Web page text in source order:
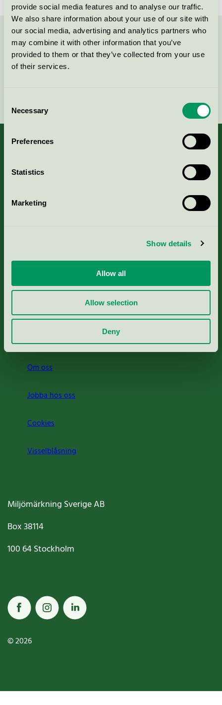
provide social media features and to analyse our traffic.
We also share information about your use of our site with
our social media, advertising and analytics partners who
may combine it with other information that you’ve
provided to them or that they’ve collected from your use
of their services.
Selection
Necessary
Preferences
Statistics
Marketing
Show details
Allow all
Allow selection
Deny
Kontakta oss på08-55 55 24 00eller via formuläret:
Kriterier, ansökan & avgifter
Aktuella Remisser
Svanens husproduktportal-HPP
Rapporter & undersökningar
Press
Om oss
Jobba hos oss
Cookies
Visselblåsning
Miljömärkning Sverige AB
Box38114
100 64Stockholm
© 2026